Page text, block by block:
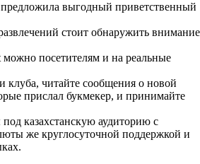
выгодный приветственный
стоит обнаружить внимание
можно посетителям и на реальные
клуба, читайте сообщения о новой
прислал букмекер, и принимайте
казахстанскую аудиторию с
же круглосуточной поддержкой и